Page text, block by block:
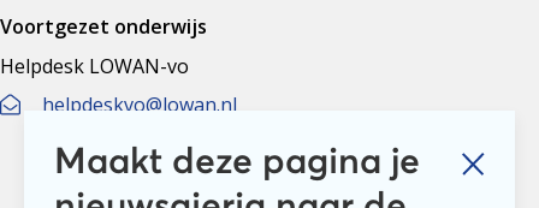
Voortgezet onderwijs
Helpdesk LOWAN-vo
helpdeskvo@lowan.nl
Altijd up to date
Aanmelden nieuwsbrief LOWAN-vo
Maakt deze pagina je